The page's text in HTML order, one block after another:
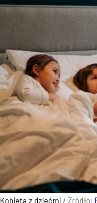
Kobieta z dziećmi/ Źródło: